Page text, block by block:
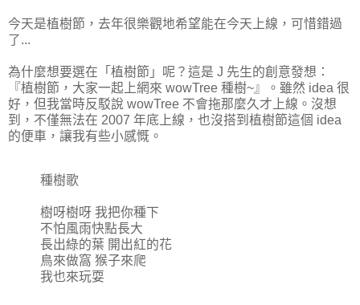
今天是植樹節，去年很樂觀地希望能在今天上線，可惜錯過
了...
為什麼想要選在「植樹節」呢？這是 J 先生的創意發想：
『植樹節，大家一起上網來 wowTree 種樹~』。雖然 idea 很
好，但我當時反駁說 wowTree 不會拖那麼久才上線。沒想
到，不僅無法在 2007 年底上線，也沒搭到植樹節這個 idea
的便車，讓我有些小感慨。
種樹歌
樹呀樹呀 我把你種下
不怕風雨快點長大
長出綠的葉 開出紅的花
鳥來做窩 猴子來爬
我也來玩耍